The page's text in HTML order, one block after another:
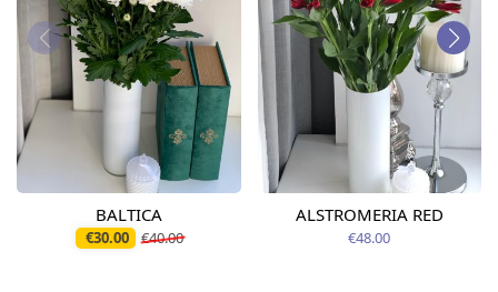
BALTICA
€30.00 €40.00
ALSTROMERIA RED
€48.00